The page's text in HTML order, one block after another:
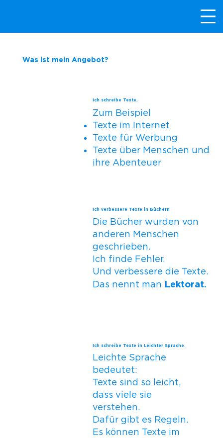
Beruf ist Texte schreiben. Und Texte von
anderen verbessern.
Was ist mein Angebot?
Ich schreibe Texte.
Zum Beispiel
Texte im Internet
Texte für Werbung
Texte über Menschen und
ihre Abenteuer
Ich verbessere Texte in Büchern
Die Bücher wurden von
anderen Menschen
geschrieben.
Ich finde Fehler.
Und verbessere die Texte.
Das nennt man Lektorat.
Ich schreibe Texte in Leichter Sprache.
Leichte Sprache
bedeutet:
Texte sind so leicht,
dass viele sie
verstehen.
Dafür gibt es Regeln.
Es können Texte im